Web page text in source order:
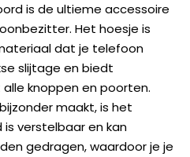
is de ultieme accessoire
Het hoesje is
dat je telefoon
slijtage en biedt
knoppen en poorten.
maakt, is het
verstelbaar en kan
gedragen, waardoor je je